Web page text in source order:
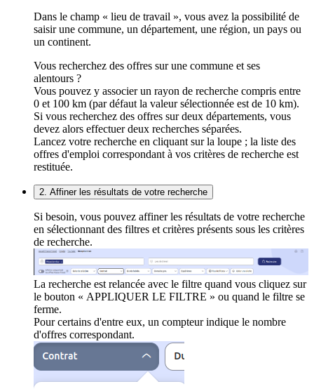
Dans le champ « lieu de travail », vous avez la possibilité de
saisir une commune, un département, une région, un pays ou
un continent.
Vous recherchez des offres sur une commune et ses
alentours ?
Vous pouvez y associer un rayon de recherche compris entre
0 et 100 km (par défaut la valeur sélectionnée est de 10 km).
Si vous recherchez des offres sur deux départements, vous
devez alors effectuer deux recherches séparées.
Lancez votre recherche en cliquant sur la loupe ; la liste des
offres d'emploi correspondant à vos critères de recherche est
restituée.
2. Affiner les résultats de votre recherche
Si besoin, vous pouvez affiner les résultats de votre recherche
en sélectionnant des filtres et critères présents sous les critères
de recherche.
La recherche est relancée avec le filtre quand vous cliquez sur
le bouton « APPLIQUER LE FILTRE » ou quand le filtre se
ferme.
Pour certains d'entre eux, un compteur indique le nombre
d'offres correspondant.